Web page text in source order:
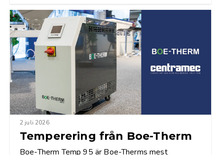
2 juli 2026
Temperering från Boe-Therm
Boe-Therm Temp 95 är Boe-Therms mest